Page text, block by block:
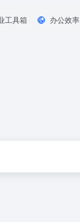
工具箱 办公效率